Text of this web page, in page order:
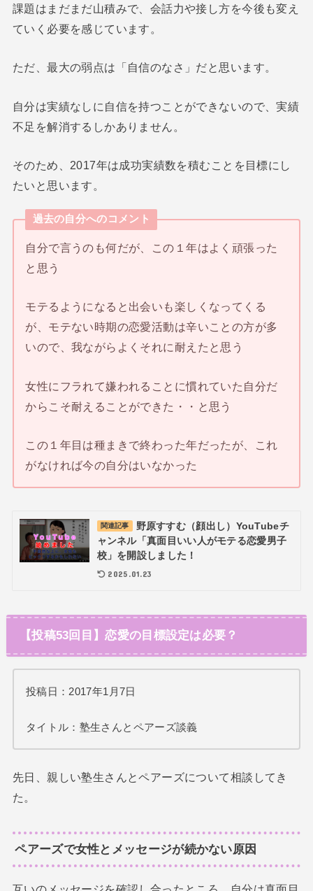
課題はまだまだ山積みで、会話力や接し方を今後も変え
ていく必要を感じています。
ただ、最大の弱点は「自信のなさ」だと思います。
自分は実績なしに自信を持つことができないので、実績
不足を解消するしかありません。
そのため、2017年は成功実績数を積むことを目標にし
たいと思います。
過去の自分へのコメント
自分で言うのも何だが、この１年はよく頑張った
と思う
モテるようになると出会いも楽しくなってくる
が、モテない時期の恋愛活動は辛いことの方が多
いので、我ながらよくそれに耐えたと思う
女性にフラれて嫌われることに慣れていた自分だ
からこそ耐えることができた・・と思う
この１年目は種まきで終わった年だったが、これ
がなければ今の自分はいなかった
関連記事
野原すすむ（顔出し）YouTubeチ
ャンネル「真面目いい人がモテる恋愛男子
校」を開設しました！
2025.01.23
【投稿53回目】恋愛の目標設定は必要？
投稿日：2017年1月7日
タイトル：塾生さんとペアーズ談義
先日、親しい塾生さんとペアーズについて相談してき
た。
ペアーズで女性とメッセージが続かない原因